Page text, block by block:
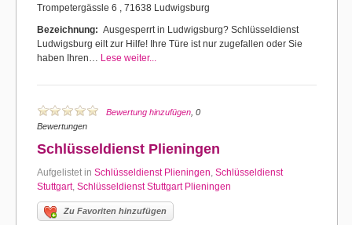
Trompetergässle 6 , 71638 Ludwigsburg
Bezeichnung: Ausgesperrt in Ludwigsburg? Schlüsseldienst
Ludwigsburg eilt zur Hilfe! Ihre Türe ist nur zugefallen oder Sie
haben Ihren… Lese weiter...
Bewertung hinzufügen , 0
Bewertungen
Schlüsseldienst Plieningen
Aufgelistet in Schlüsseldienst Plieningen, Schlüsseldienst
Stuttgart, Schlüsseldienst Stuttgart Plieningen
Zu Favoriten hinzufügen